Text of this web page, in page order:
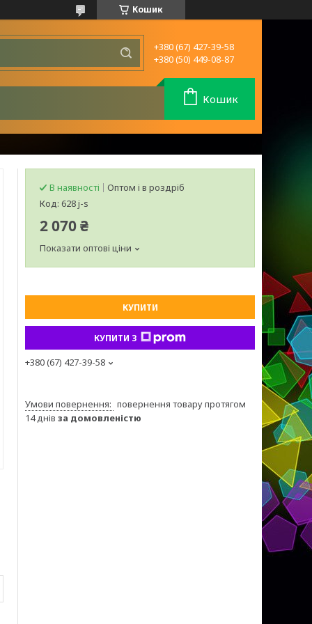
Кошик
+380 (67) 427-39-58
+380 (50) 449-08-87
Кошик
В наявності
Оптом і в роздріб
Код: 628 j-s
2 070 ₴
Показати оптові ціни
КУПИТИ
КУПИТИ З
+380 (67) 427-39-58
повернення товару протягом
14 днів за домовленістю